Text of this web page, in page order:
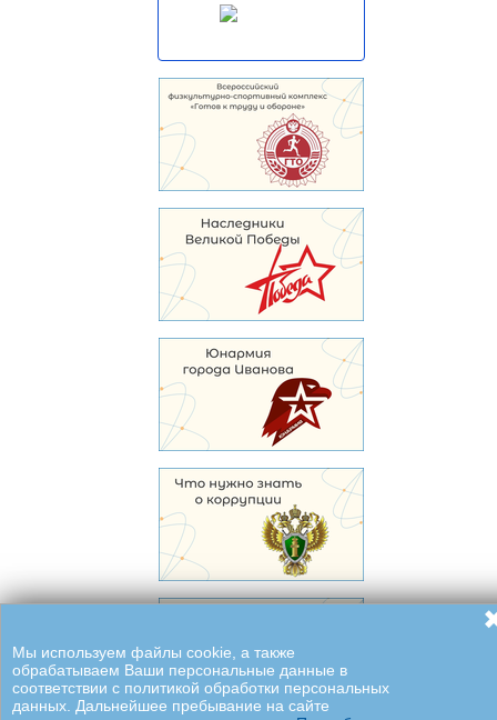
Мы используем файлы cookie, а также
обрабатываем Ваши персональные данные в
соответствии с политикой обработки персональных
данных. Дальнейшее пребывание на сайте